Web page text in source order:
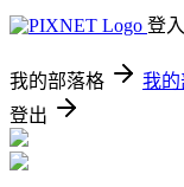
登入
我的部落格 我的
登出